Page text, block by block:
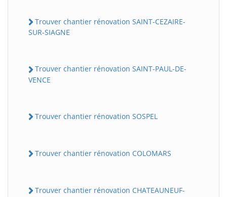
Trouver chantier rénovation SAINT-CEZAIRE-
SUR-SIAGNE
Trouver chantier rénovation SAINT-PAUL-DE-
VENCE
Trouver chantier rénovation SOSPEL
Trouver chantier rénovation COLOMARS
Trouver chantier rénovation CHATEAUNEUF-